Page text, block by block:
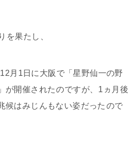
を果たし、
月1日に大阪で「星野仙一の野
が開催された のですが、 1ヵ月後
候はみじんもない姿だった ので